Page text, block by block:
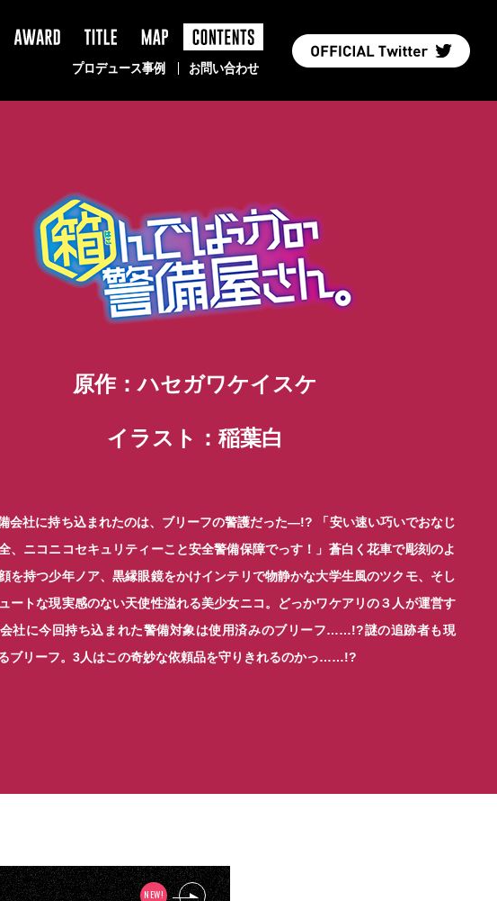
AWARD TITLE MAP PRODUCE
プロデュース事例 お問い合わせ
原作：ハセガワケイスケ
イラスト：稲葉白
会社に持ち込まれたのは、ブリーフの警護だった—!? 「安い速い巧いでおなじ
、ニコニコセキュリティーこと安全警備保障でっす！」蒼白く花車で彫刻のよ
を持つ少年ノア、黒縁眼鏡をかけインテリで物静かな大学生風のツクモ、そし
ートな現実感のない天使性溢れる美少女ニコ。どっかワケアリの３人が運営す
社に今回持ち込まれた警備対象は使用済みのブリーフ……!?謎の追跡者も現
ブリーフ。3人はこの奇妙な依頼品を守りきれるのかっ……!?